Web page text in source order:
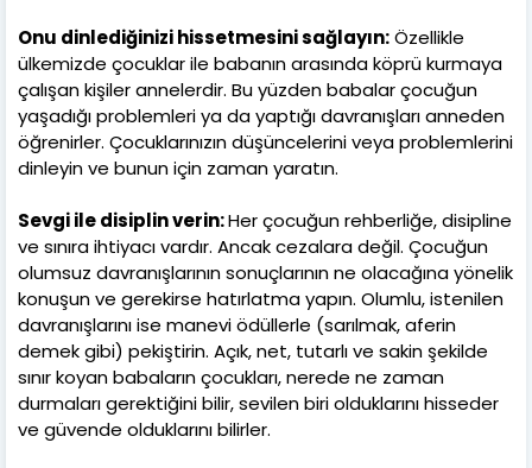
Onu dinlediğinizi hissetmesini sağlayın:Özellikle
ülkemizde çocuklar ile babanın arasında köprü kurmaya
çalışan kişiler annelerdir. Bu yüzden babalar çocuğun
yaşadığı problemleri ya da yaptığı davranışları anneden
öğrenirler. Çocuklarınızın düşüncelerini veya problemlerini
dinleyin ve bunun için zaman yaratın.
Sevgi ile disiplin verin:Her çocuğun rehberliğe, disipline
ve sınıra ihtiyacı vardır. Ancak cezalara değil. Çocuğun
olumsuz davranışlarının sonuçlarının ne olacağına yönelik
konuşun ve gerekirse hatırlatma yapın. Olumlu, istenilen
davranışlarını ise manevi ödüllerle (sarılmak, aferin
demek gibi) pekiştirin. Açık, net, tutarlı ve sakin şekilde
sınır koyan babaların çocukları, nerede ne zaman
durmaları gerektiğini bilir, sevilen biri olduklarını hisseder
ve güvende olduklarını bilirler.